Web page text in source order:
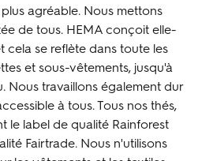
agréable. Nous mettons
de tous. HEMA conçoit elle-
cela se reflète dans toute les
et sous-vêtements, jusqu'à
Nous travaillons également dur
à tous. Tous nos thés,
le label de qualité Rainforest
Fairtrade. Nous n'utilisons